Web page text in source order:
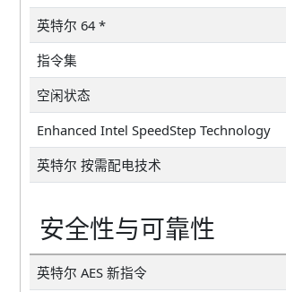
英特尔 64 *
指令集
空闲状态
Enhanced Intel SpeedStep Technology
英特尔 按需配电技术
安全性与可靠性
英特尔 AES 新指令